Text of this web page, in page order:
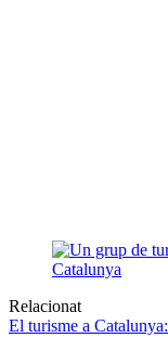
Relacionat
El turisme a